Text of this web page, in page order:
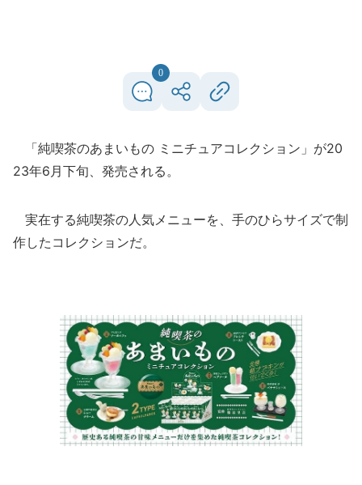
0
「純喫茶のあまいもの ミニチュアコレクション」が20
23年6月下旬、発売される。
実在する純喫茶の人気メニューを、手のひらサイズで制
作したコレクションだ。